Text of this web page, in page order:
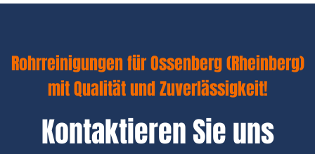
Rohrreinigungen für Ossenberg (Rheinberg)
mit Qualität und Zuverlässigkeit!
Kontaktieren Sie uns